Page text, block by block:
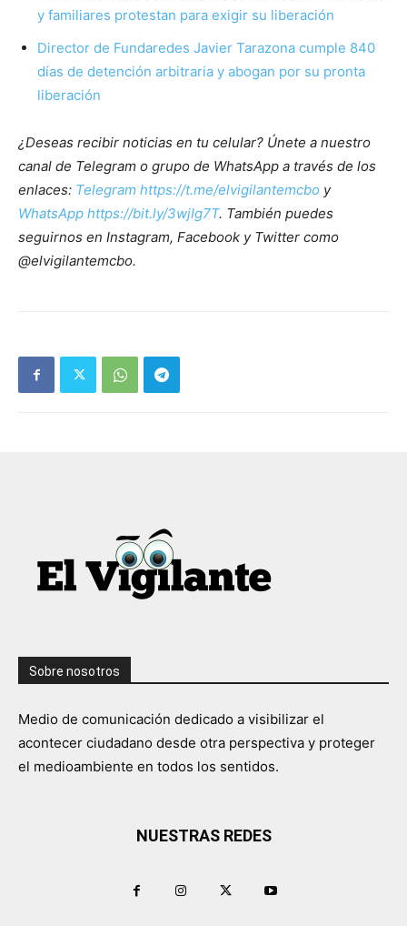
y familiares protestan para exigir su liberación
Director de Fundaredes Javier Tarazona cumple 840
días de detención arbitraria y abogan por su pronta
liberación
¿Deseas recibir noticias en tu celular? Únete a nuestro
canal de Telegram o grupo de WhatsApp a través de los
enlaces: Telegram https://t.me/elvigilantemcbo y
WhatsApp https://bit.ly/3wjIg7T. También puedes
seguirnos en Instagram, Facebook y Twitter como
@elvigilantemcbo.
Sobre nosotros
Medio de comunicación dedicado a visibilizar el
acontecer ciudadano desde otra perspectiva y proteger
el medioambiente en todos los sentidos.
NUESTRAS REDES